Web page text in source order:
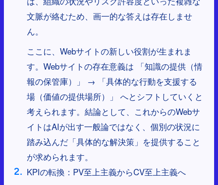
文脈が絡むため、画一的な答えは存在しませ
ん。
ここに、Webサイトの新しい役割が生まれま
す。Webサイトの存在意義は 「知識の提供（情
報の保管庫）」 → 「具体的な行動を支援する
場（価値の提供場所）」 へとシフトしていくと
考えられます。結論として、これからのWebサ
イトはAIが出す一般論ではなく、個別の状況に
踏み込んだ「具体的な解決策」を提供すること
が求められます。
KPIの転換：PV至上主義からCV至上主義へ